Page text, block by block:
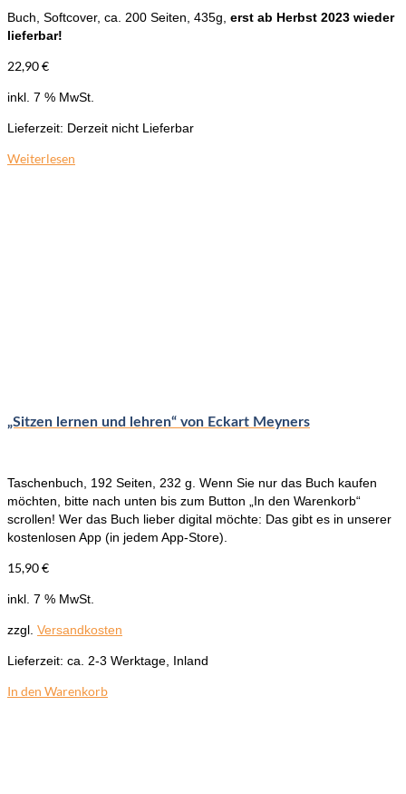
Buch, Softcover, ca. 200 Seiten, 435g, erst ab Herbst 2023 wieder
lieferbar!
22,90€
inkl. 7 % MwSt.
Lieferzeit: Derzeit nicht Lieferbar
Weiterlesen
„Sitzen lernen und lehren“ von Eckart Meyners
Taschenbuch, 192 Seiten, 232 g. Wenn Sie nur das Buch kaufen
möchten, bitte nach unten bis zum Button „In den Warenkorb“
scrollen! Wer das Buch lieber digital möchte: Das gibt es in unserer
kostenlosen App (in jedem App-Store).
15,90€
inkl. 7 % MwSt.
zzgl. Versandkosten
Lieferzeit: ca. 2-3 Werktage, Inland
In den Warenkorb